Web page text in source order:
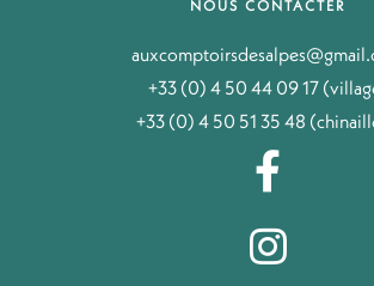
NOUS CONTACTER
+33 (0) 4 50 44 09 17
+33 (0) 4 50 51 35 48